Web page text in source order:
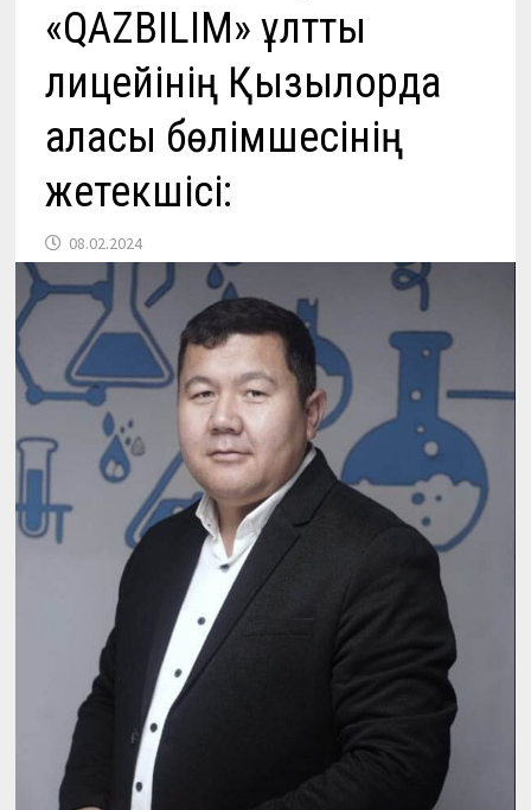
«QAZBILIM» ұлттық
лицейінің Қызылорда
қаласы бөлімшесінің
жетекшісі:
08.02.2024